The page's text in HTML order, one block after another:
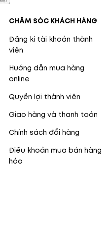
CHĂM SÓC KHÁCH HÀNG
Đăng kí tài khoản thành
viên
Hướng dẫn mua hàng
online
Quyền lợi thành viên
Giao hàng và thanh toán
Chính sách đổi hàng
Điều khoản mua bán hàng
hóa